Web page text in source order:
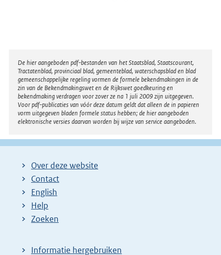
Disclaimer
De hier aangeboden pdf-bestanden van het Staatsblad, Staatscourant,
Tractatenblad, provinciaal blad, gemeenteblad, waterschapsblad en blad
gemeenschappelijke regeling vormen de formele bekendmakingen in de
zin van de Bekendmakingswet en de Rijkswet goedkeuring en
bekendmaking verdragen voor zover ze na 1 juli 2009 zijn uitgegeven.
Voor pdf-publicaties van vóór deze datum geldt dat alleen de in papieren
vorm uitgegeven bladen formele status hebben; de hier aangeboden
elektronische versies daarvan worden bij wijze van service aangeboden.
Over deze website
Contact
English
Help
Zoeken
Informatie hergebruiken